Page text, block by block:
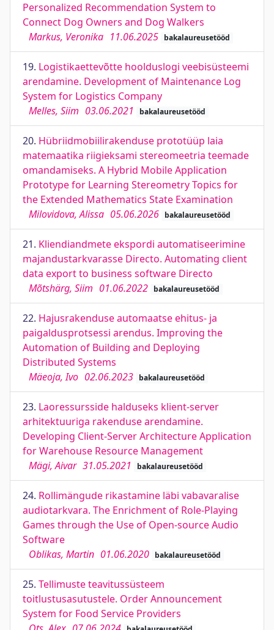
Personalized Recommendation System to
Connect Dog Owners and Dog Walkers
Markus, Veronika 11.06.2025 bakalaureusetööd
19. Logistikaettevõtte hoolduslogi veebisüsteemi
arendamine. Development of Maintenance Log
System for Logistics Company
Melles, Siim 03.06.2021 bakalaureusetööd
20. Hübriidmobiilirakenduse prototüüp laia
matemaatika riigieksami stereomeetria teemade
omandamiseks. A Hybrid Mobile Application
Prototype for Learning Stereometry Topics for
the Extended Mathematics State Examination
Milovidova, Alissa 05.06.2026 bakalaureusetööd
21. Kliendiandmete ekspordi automatiseerimine
majandustarkvarasse Directo. Automating client
data export to business software Directo
Mõtshärg, Siim 01.06.2022 bakalaureusetööd
22. Hajusrakenduse automaatse ehitus- ja
paigaldusprotsessi arendus. Improving the
Automation of Building and Deploying
Distributed Systems
Mäeoja, Ivo 02.06.2023 bakalaureusetööd
23. Laoressursside halduseks klient-server
arhitektuuriga rakenduse arendamine.
Developing Client-Server Architecture Application
for Warehouse Resource Management
Mägi, Aivar 31.05.2021 bakalaureusetööd
24. Rollimängude rikastamine läbi vabavaralise
audiotarkvara. The Enrichment of Role-Playing
Games through the Use of Open-source Audio
Software
Oblikas, Martin 01.06.2020 bakalaureusetööd
25. Tellimuste teavitussüsteem
toitlustusasutustele. Order Announcement
System for Food Service Providers